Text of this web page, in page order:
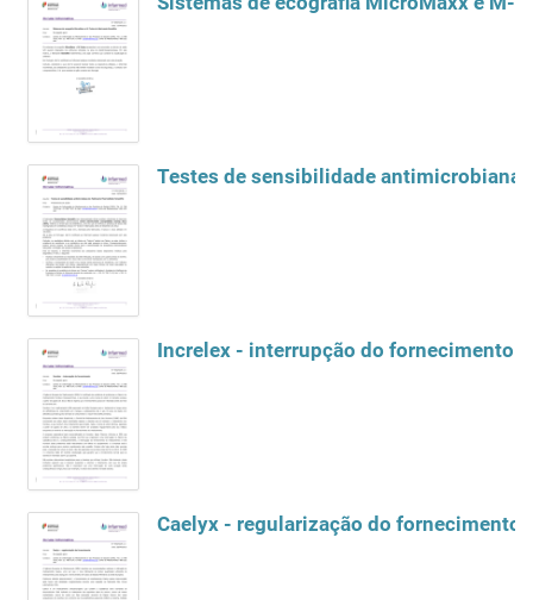
Increlex - interrupção do fornecimento
Caelyx - regularização do fornecimento